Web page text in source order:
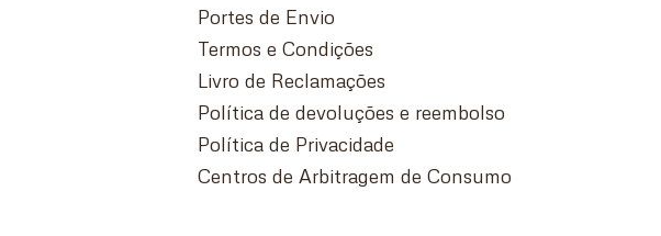
Portes de Envio
Termos e Condições
Livro de Reclamações
Política de devoluções e reembolso
Política de Privacidade
Centros de Arbitragem de Consumo